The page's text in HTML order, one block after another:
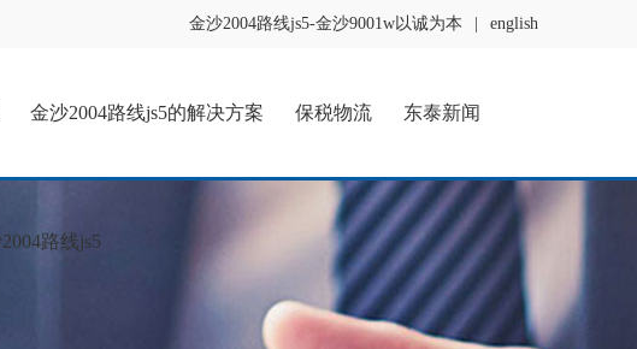
金沙2004路线js5-金沙9001w以诚为本 english
金沙2004路线js5的解决方案 保税物流 东泰新闻
路线js5